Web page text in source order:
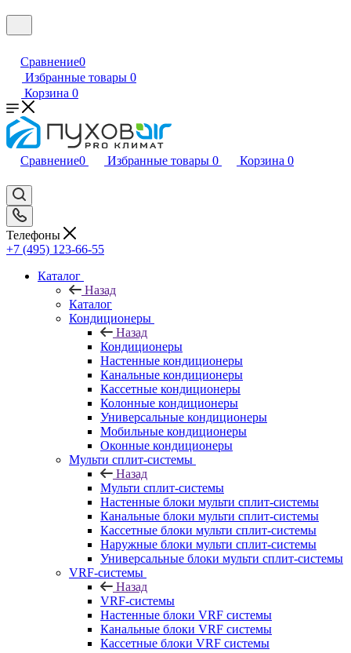
Сравнение0
Избранные товары 0
Корзина 0
Сравнение0 Избранные товары 0 Корзина 0
Телефоны
+7 (495) 123-66-55
Каталог
Назад
Каталог
Кондиционеры
Назад
Кондиционеры
Настенные кондиционеры
Канальные кондиционеры
Кассетные кондиционеры
Колонные кондиционеры
Универсальные кондиционеры
Мобильные кондиционеры
Оконные кондиционеры
Мульти сплит-системы
Назад
Мульти сплит-системы
Настенные блоки мульти сплит-системы
Канальные блоки мульти сплит-системы
Кассетные блоки мульти сплит-системы
Наружные блоки мульти сплит-системы
Универсальные блоки мульти сплит-системы
VRF-системы
Назад
VRF-системы
Настенные блоки VRF системы
Канальные блоки VRF системы
Кассетные блоки VRF системы